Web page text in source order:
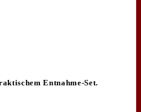
Entnahme-Set.